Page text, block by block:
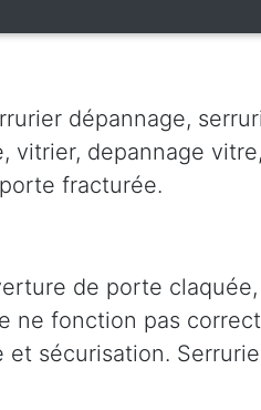
dépannage,
vitrier, depannage
fracturée.
de porte
ne fonction pas
sécurisation.